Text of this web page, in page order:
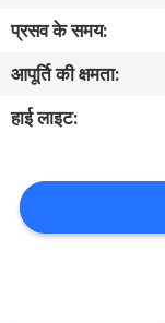
कारखाना
भ्रमण
नियंत्रण
प्रसव के समय:
आपूर्ति की क्षमता:
हाई लाइट: